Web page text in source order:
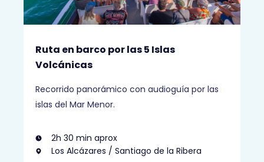
Ruta en barco por las 5 Islas
Volcánicas
Recorrido panorámico con audioguía por las
islas del Mar Menor.
2h 30 min aprox
Los Alcázares / Santiago de la Ribera